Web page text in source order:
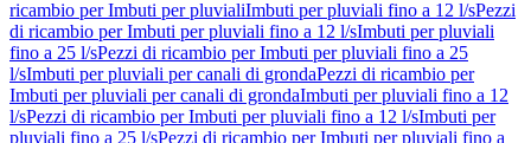
ricambio per Imbuti per pluvialiImbuti per pluviali fino a 12 l/sPezzi
di ricambio per Imbuti per pluviali fino a 12 l/sImbuti per pluviali
fino a 25 l/sPezzi di ricambio per Imbuti per pluviali fino a 25
l/sImbuti per pluviali per canali di grondaPezzi di ricambio per
Imbuti per pluviali per canali di grondaImbuti per pluviali fino a 12
l/sPezzi di ricambio per Imbuti per pluviali fino a 12 l/sImbuti per
pluviali fino a 25 l/sPezzi di ricambio per Imbuti per pluviali fino a